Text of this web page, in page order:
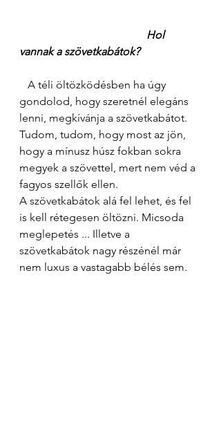
Hol
vannak a szövetkabátok?
gondolod, hogy szeretnél elegáns
lenni, megkívánja a szövetkabátot.
Tudom, tudom, hogy most az jön,
hogy a mínusz húsz fokban sokra
megyek a szövettel, mert nem véd a
fagyos szellők ellen.
A szövetkabátok alá fel lehet, és fel
is kell rétegesen öltözni. Micsoda
meglepetés ... Illetve a
szövetkabátok nagy részénél már
nem luxus a vastagabb bélés sem.